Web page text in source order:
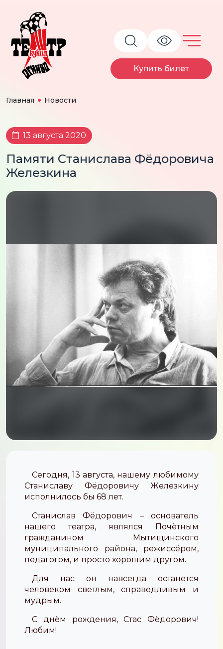
Купить билет
Главная Новости
13 августа 2020
Памяти Станислава Фёдоровича
Железкина
Сегодня, 13 августа, нашему любимому
Станиславу Фёдоровичу Железкину
исполнилось бы 68 лет.
Станислав Фёдорович – основатель
нашего театра, являлся Почётным
гражданином Мытищинского
муниципального района, режиссёром,
педагогом, и просто хорошим другом.
Для нас он навсегда останется
человеком светлым, справедливым и
мудрым.
С днём рождения, Стас Фёдорович!
Любим!